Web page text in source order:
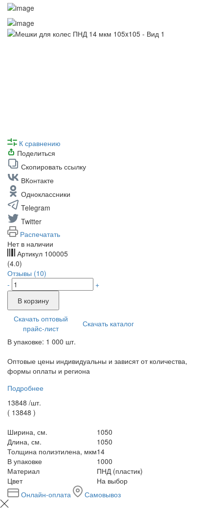
К сравнению
Поделиться
Скопировать ссылку
ВКонтакте
Одноклассники
Telegram
Twitter
Распечатать
Нет в наличии
Артикул 100005
(4.0)
Отзывы (10)
-
+
В корзину
Скачать оптовый
прайс-лист
Скачать каталог
В упаковке: 1 000 шт.
Оптовые цены индивидуальны и зависят от количества,
формы оплаты и региона
Подробнее
13848 /шт.
( 13848 )
Ширина, см.
1050
Длина, см.
1050
Толщина полиэтилена, мкм14
В упаковке
1000
Материал
ПНД (пластик)
Цвет
На выбор
Онлайн-оплата
Самовывоз